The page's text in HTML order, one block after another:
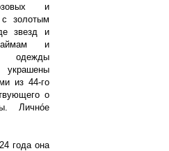
и
с золотым
звезд и
и
из 44-го
о
Личнóе
года она